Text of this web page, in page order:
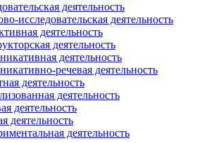
деятельность
исследовательская деятельность
деятельность
деятельность
деятельность
речевая деятельность
деятельность
деятельность
деятельность
деятельность
деятельность